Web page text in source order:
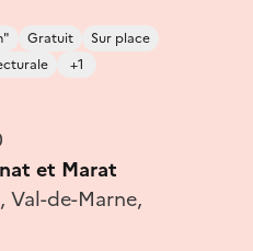
Gratuit
Sur place
+1
et Marat
Val-de-Marne,